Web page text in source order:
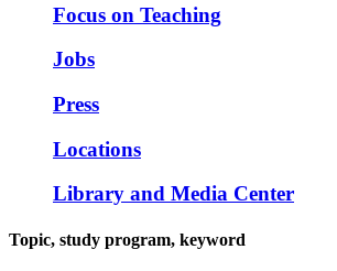
Focus on Teaching
Jobs
Press
Locations
Library and Media Center
Topic, study program, keyword